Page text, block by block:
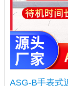
ASG-B手表式